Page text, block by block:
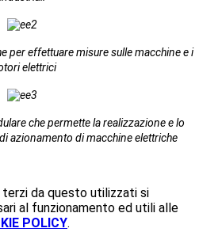
per effettuare misure sulle macchine e i
elettrici
che permette la realizzazione e lo
azionamento di macchine elettriche
da questo utilizzati si
al funzionamento ed utili alle
POLICY.